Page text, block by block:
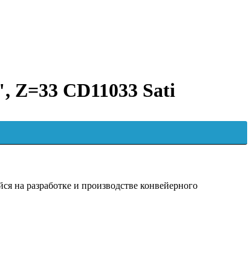
Z=33 CD11033 Sati
разработке и производстве конвейерного